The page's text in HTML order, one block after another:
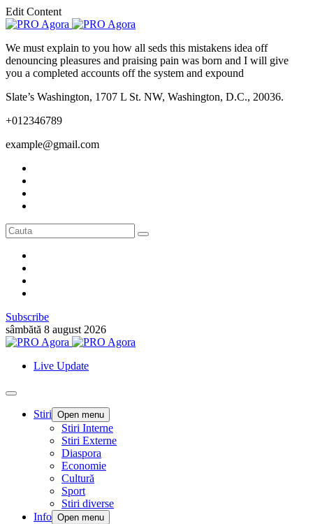
Edit Content
We must explain to you how all seds this mistakens idea off
denouncing pleasures and praising pain was born and I will give
you a completed accounts off the system and expound
Slate’s Washington, 1707 L St. NW, Washington, D.C., 20036.
+012346789
example@gmail.com
Subscribe
sâmbătă 8 august 2026
Live Update
Stiri Open menu
Stiri Interne
Stiri Externe
Diaspora
Economie
Cultură
Sport
Stiri diverse
Info Open menu